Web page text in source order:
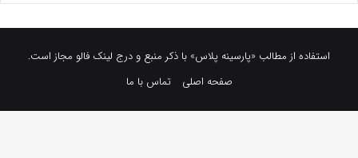
استفاده از مطالب «پارسینه پلاس» با ذکر منبع و درج لینک فالو مجاز است.
صفحه اصلی
تماس با ما